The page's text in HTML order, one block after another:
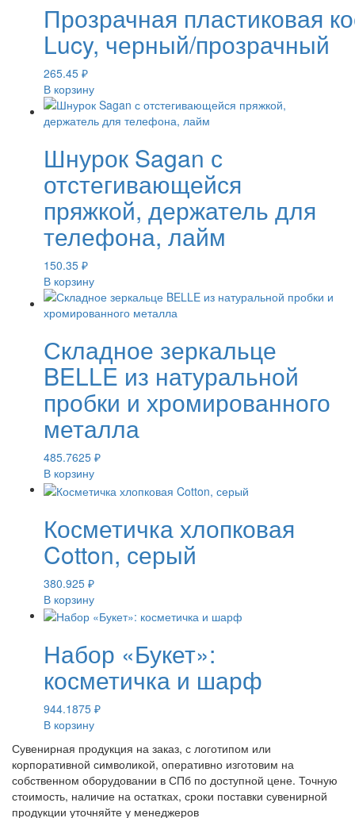
Прозрачная пластиковая
Lucy, черный/прозрачный
265.45 ₽
В корзину
Шнурок Sagan с
отстегивающейся
пряжкой, держатель для
телефона, лайм
150.35 ₽
В корзину
Складное зеркальце
BELLE из натуральной
пробки и хромированного
металла
485.7625 ₽
В корзину
Косметичка хлопковая
Cotton, серый
380.925 ₽
В корзину
Набор «Букет»:
косметичка и шарф
944.1875 ₽
В корзину
Сувенирная продукция на заказ, с логотипом или
корпоративной символикой, оперативно изготовим на
собственном оборудовании в СПб по доступной цене. Точную
стоимость, наличие на остатках, сроки поставки сувенирной
продукции уточняйте у менеджеров